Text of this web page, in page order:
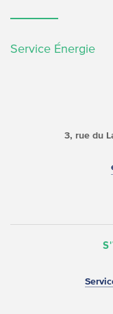
Service Énergie
3, rue du